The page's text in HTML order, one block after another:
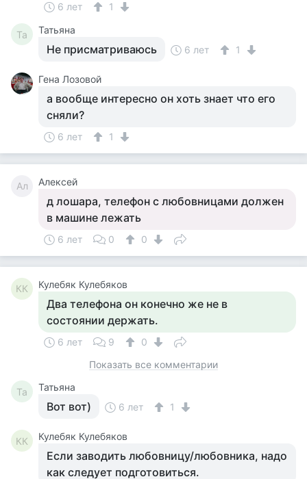
6 лет 1
Та Татьяна
Не присматриваюсь 6 лет 1
Гена Лозовой
а вообще интересно он хоть знает что его
сняли?
6 лет 1
Ал Алексей
д лошара, телефон с любовницами должен
в машине лежать
6 лет 0 0
КК Кулебяк Кулебяков
Два телефона он конечно же не в
состоянии держать.
6 лет 9
0
Показать все комментарии
Та Татьяна
Вот вот) 6 лет 1
КК Кулебяк Кулебяков
Если заводить любовницу/любовника, надо
как следует подготовиться.